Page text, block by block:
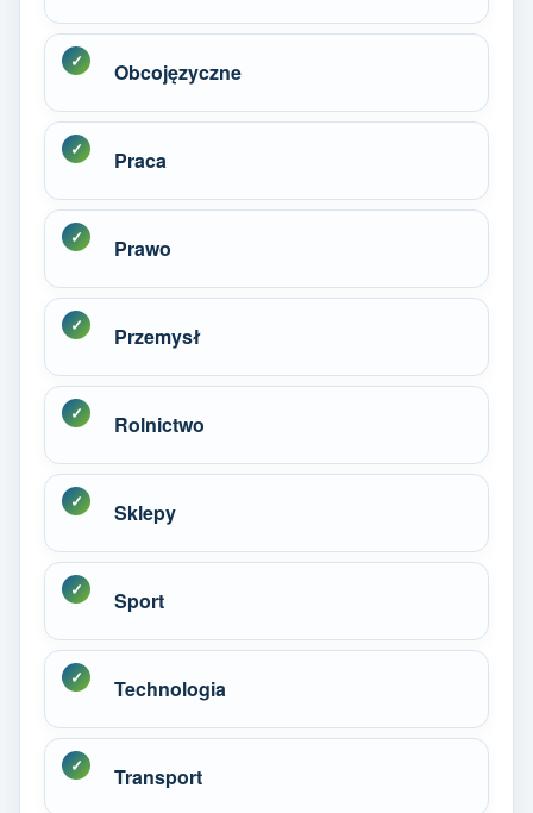
Obcojęzyczne
Praca
Prawo
Przemysł
Rolnictwo
Sklepy
Sport
Technologia
Transport